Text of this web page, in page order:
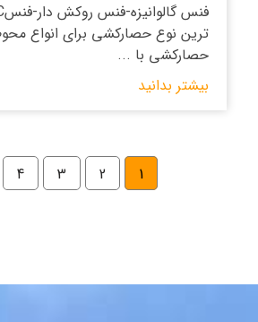
ترین نوع حصارکشی برای انواع
حصارکشی با ...
بیشتر بدانید
1
2
3
4